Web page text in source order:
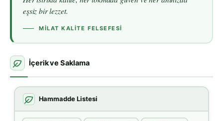
eşsiz bir lezzet.
MILAT KALITE FELSEFESI
İçerik ve Saklama
Hammadde Listesi